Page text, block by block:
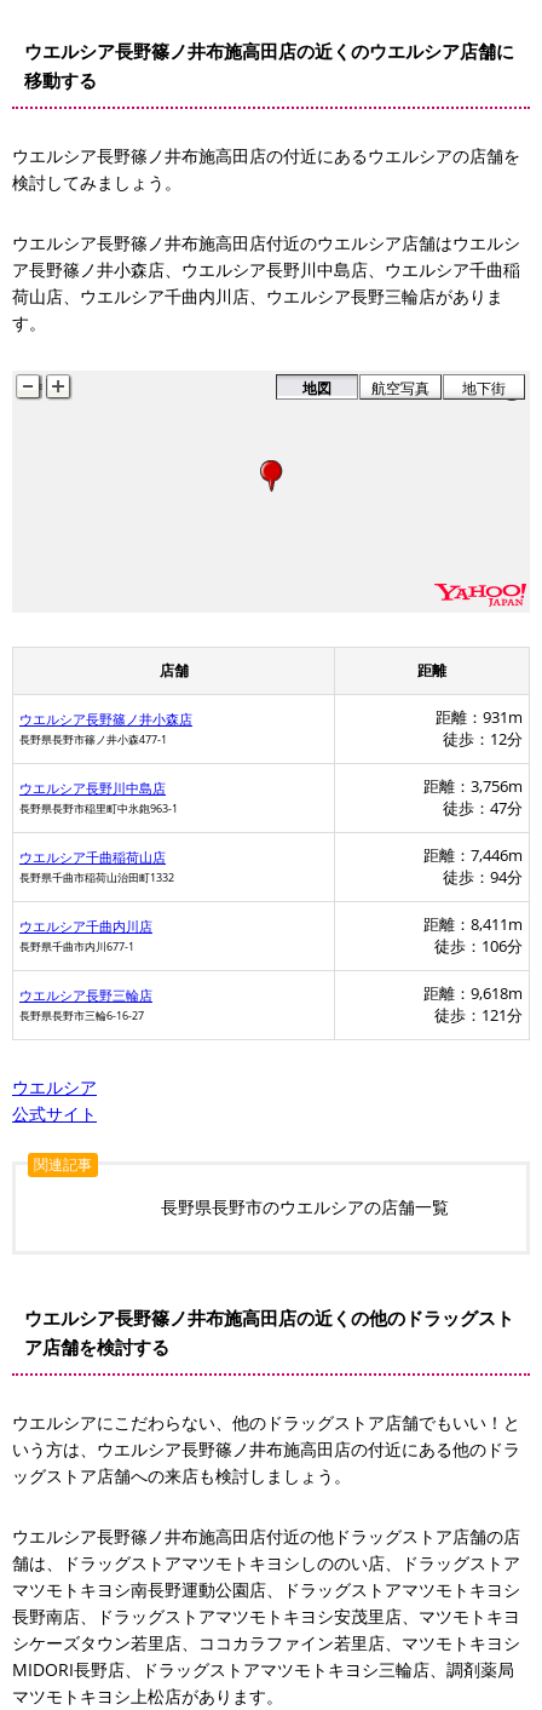
ウエルシア長野篠ノ井布施高田店の近くのウエルシア店舗に
移動する
ウエルシア長野篠ノ井布施高田店の付近にあるウエルシアの店舗を
検討してみましょう。
ウエルシア長野篠ノ井布施高田店付近のウエルシア店舗はウエルシ
ア長野篠ノ井小森店、ウエルシア長野川中島店、ウエルシア千曲稲
荷山店、ウエルシア千曲内川店、ウエルシア長野三輪店がありま
す。
地図 航空写真 地下街
店舗 距離
ウエルシア長野篠ノ井小森店
長野県長野市篠ノ井小森477-1
距離：931m
徒歩：12分
ウエルシア長野川中島店
長野県長野市稲里町中氷鉋963-1
距離：3,756m
徒歩：47分
ウエルシア千曲稲荷山店
長野県千曲市稲荷山治田町1332
距離：7,446m
徒歩：94分
ウエルシア千曲内川店
長野県千曲市内川677-1
距離：8,411m
徒歩：106分
ウエルシア長野三輪店
長野県長野市三輪6-16-27
距離：9,618m
徒歩：121分
ウエルシア
公式サイト
関連記事
長野県長野市のウエルシアの店舗一覧
ウエルシア長野篠ノ井布施高田店の近くの他のドラッグスト
ア店舗を検討する
ウエルシアにこだわらない、他のドラッグストア店舗でもいい！と
いう方は、ウエルシア長野篠ノ井布施高田店の付近にある他のドラ
ッグストア店舗への来店も検討しましょう。
ウエルシア長野篠ノ井布施高田店付近の他ドラッグストア店舗の店
舗は、ドラッグストアマツモトキヨシしののい店、ドラッグストア
マツモトキヨシ南長野運動公園店、ドラッグストアマツモトキヨシ
長野南店、ドラッグストアマツモトキヨシ安茂里店、マツモトキヨ
シケーズタウン若里店、ココカラファイン若里店、マツモトキヨシ
MIDORI長野店、ドラッグストアマツモトキヨシ三輪店、調剤薬局
マツモトキヨシ上松店があります。